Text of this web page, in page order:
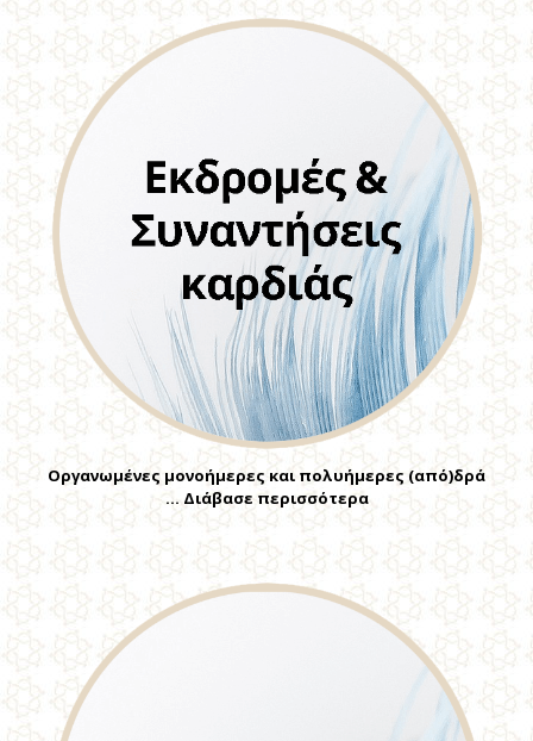
Οργανωμένες μονοήμερες και πολυήμερες (από)δρά
… Διάβασε περισσότερα